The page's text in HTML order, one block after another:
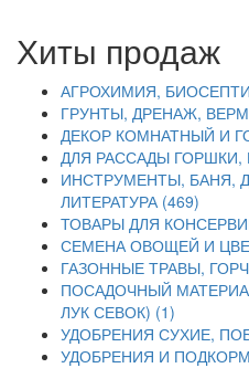
Хиты продаж
АГРОХИМИЯ,
ГРУНТЫ, ДРЕНАЖ,
ДЕКОР КОМНАТНЫЙ И
ДЛЯ РАССАДЫ ГОРШКИ,
ИНСТРУМЕНТЫ, БАНЯ,
ЛИТЕРАТУРА (469)
ТОВАРЫ ДЛЯ
СЕМЕНА ОВОЩЕЙ И
ГАЗОННЫЕ ТРАВЫ,
ПОСАДОЧНЫЙ
ЛУК СЕВОК) (1)
УДОБРЕНИЯ СУХИЕ,
УДОБРЕНИЯ И